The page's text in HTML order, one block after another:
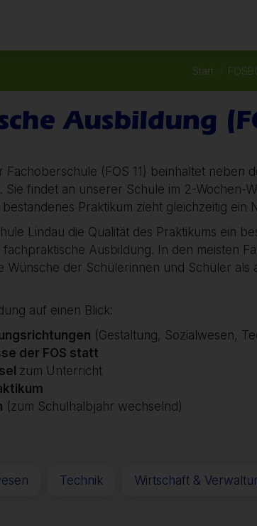
Sie
Start
Ausbildung
Fachoberschule (FOS 11) beinhaltet neben
Sie findet an unserer Schule im 2-
Praktikum zieht gleichzeitig ein
Lindau die Qualität des Praktikums ein
Ausbildung. In den meisten
Wünsche der Schülerinnen und Schüler
auf einen Blick:
(Gestaltung, Sozialwesen,
der FOS statt
zum Unterricht
(zum Schulhalbjahr wechselnd)
Technik Wirtschaft &